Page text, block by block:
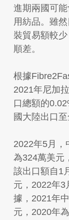
進期兩國可
用紡品。雖
裝貿易額較
順差。
根據
2021年尼加
口總額的
國大陸出口
2022年5月，
為324萬美元
該出口額自1
元，2022年3
據，2021年
元，2020年